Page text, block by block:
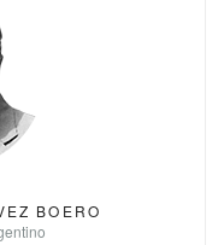
BOERO